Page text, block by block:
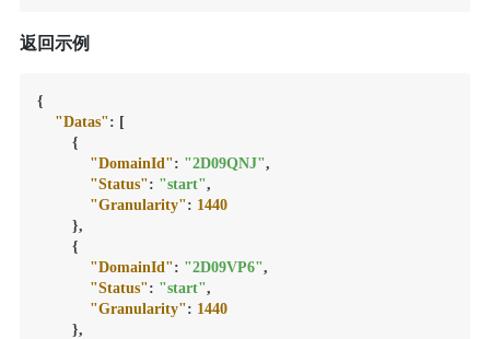
返回示例
{
"Datas": [
{
"DomainId": "2D09QNJ",
"Status": "start",
"Granularity": 1440
},
{
"DomainId": "2D09VP6",
"Status": "start",
"Granularity": 1440
},